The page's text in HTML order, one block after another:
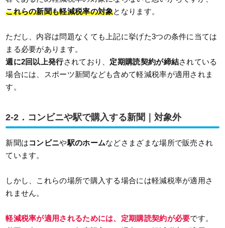
これらの新聞も軽減税率の対象となります。
ただし、内容は問題なくても上記に挙げた3つの条件に当ては
まる必要があります。
週に2回以上発行されており、 定期購読契約が締結されている
場合には、スポーツ新聞なども含めて軽減税率が適用されま
す。
2-2．コンビニや駅で購入する新聞｜対象外
新聞はコンビニや駅のホームなどさまざまな場所で販売され
ています。
しかし、これらの場所で購入する場合には軽減税率が適用さ
れません。
軽減税率が適用されるためには、定期購読契約が必要です。